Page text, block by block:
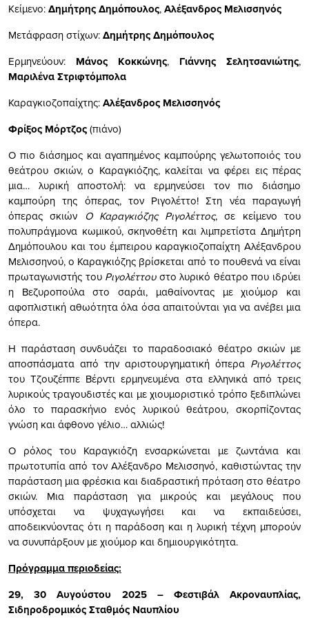
Κείμενο:Δημήτρης Δημόπουλος,Αλέξανδρος Μελισσηνός
Μετάφραση στίχων:Δημήτρης Δημόπουλος
Ερμηνεύουν: Μάνος Κοκκώνης, Γιάννης Σελητσανιώτης,
Μαριλένα Στριφτόμπολα
Καραγκιοζοπαίχτης:Αλέξανδρος Μελισσηνός
Φρίξος Μόρτζος(πιάνο)
Ο πιο διάσημος και αγαπημένος καμπούρης γελωτοποιός του
θεάτρου σκιών, ο Καραγκιόζης, καλείται να φέρει εις πέρας
μια… λυρική αποστολή: να ερμηνεύσει τον πιο διάσημο
καμπούρη της όπερας, τον Ριγολέττο! Στη νέα παραγωγή
όπερας σκιών Ο Καραγκιόζης Ριγολέττος, σε κείμενο του
πολυπράγμονα κωμικού, σκηνοθέτη και λιμπρετίστα Δημήτρη
Δημόπουλου και του έμπειρου καραγκιοζοπαίχτη Αλέξανδρου
Μελισσηνού, ο Καραγκιόζης βρίσκεται από το πουθενά να είναι
πρωταγωνιστής του Ριγολέττουστο λυρικό θέατρο που ιδρύει
η Βεζυροπούλα στο σαράι, μαθαίνοντας με χιούμορ και
αφοπλιστική αθωότητα όλα όσα απαιτούνται για να ανέβει μια
όπερα.
Η παράσταση συνδυάζει το παραδοσιακό θέατρο σκιών με
αποσπάσματα από την αριστουργηματική όπερα Ριγολέττος
του Τζουζέππε Βέρντι ­ερμηνευμένα στα ελληνικά από τρεις
λυρικούς τραγουδιστές και με χιουμοριστικό τρόπο ξεδιπλώνει
όλο το παρασκήνιο ενός λυρικού θεάτρου, σκορπίζοντας
γνώση και άφθονο γέλιο… αλλιώς!
Ο ρόλος του Καραγκιόζη ενσαρκώνεται με ζωντάνια και
πρωτοτυπία από τον Αλέξανδρο Μελισσηνό, καθιστώντας την
παράσταση μια φρέσκια και διαδραστική πρόταση στο θέατρο
σκιών. Μια παράσταση για μικρούς και μεγάλους που
υπόσχεται να ψυχαγωγήσει και να εκπαιδεύσει,
αποδεικνύοντας ότι η παράδοση και η λυρική τέχνη μπορούν
να συνυπάρξουν με χιούμορ και δημιουργικότητα.
Πρόγραμμα περιοδείας:
29, 30 Αυγούστου 2025 – Φεστιβάλ Ακροναυπλίας,
Σιδηροδρομικός Σταθμός Ναυπλίου